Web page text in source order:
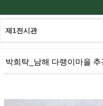
제1전시관
박희탁_남해 다랭이마을